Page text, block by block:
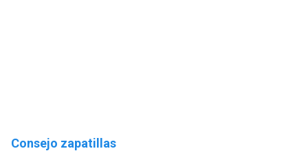
Consejo zapatillas